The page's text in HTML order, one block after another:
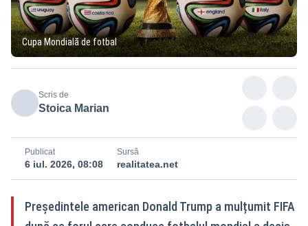
Cupa Mondială de fotbal
Scris de
Stoica Marian
Publicat
6 iul. 2026, 08:08
Sursă
realitatea.net
Președintele american Donald Trump a mulțumit FIFA